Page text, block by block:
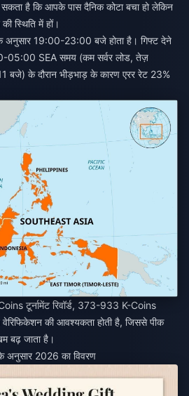
है कि आपके पास दैनिक कोटा बचा हो लेकिन
स्थिति में हों।
अनुसार 19:00-23:00 बजे होता है। गिफ्ट देने
05:00 SEA समय (कम सर्वर लोड, तेज़
बजे) के दौरान भीड़भाड़ के कारण एरर रेट 23%
टूर्नामेंट रिवॉर्ड, 373-933 K-Coins
की आवश्यकता होती है, जिससे पीक
बढ़ जाता है।
अनुसार 2026 का विवरण